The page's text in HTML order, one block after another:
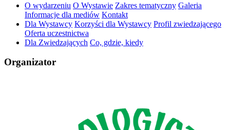
O wydarzeniu O Wystawie Zakres tematyczny Galeria
Informacje dla mediów Kontakt
Dla Wystawcy Korzyści dla Wystawcy Profil zwiedzającego
Oferta uczestnictwa
Dla Zwiedzających Co, gdzie, kiedy
Organizator